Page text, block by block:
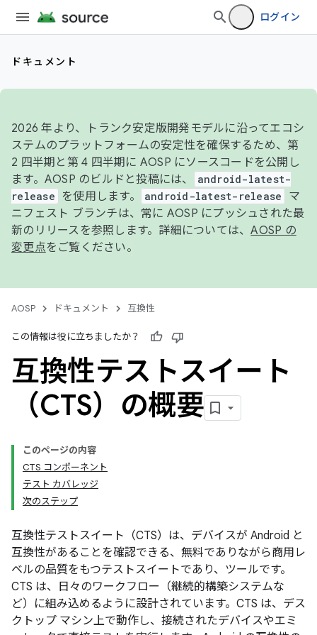
ログイン
ドキュメント
2026 年より、トランク安定版開発モデルに沿ってエコシ
ステムのプラットフォームの安定性を確保するため、第
2 四半期と第 4 四半期に AOSP にソースコードを公開し
ます。AOSP のビルドと投稿には、
android-latest-
release
を使用します。 android-latest-release
マ
ニフェスト ブランチは、常に AOSP にプッシュされた最
新のリリースを参照します。詳細については、AOSP の
変更点をご覧ください。
AOSP ドキュメント 互換性
この情報は役に立ちましたか？
互換性テストスイート
（CTS）の概要
このページの内容
CTS コンポーネント
テスト カバレッジ
次のステップ
互換性テストスイート（CTS）は、デバイスが Android と
互換性があることを確認できる、無料でありながら商用レ
ベルの品質をもつテストスイートであり、ツールです。
CTS は、日々のワークフロー（継続的構築システムな
ど）に組み込めるように設計されています。CTS は、デス
クトップ マシン上で動作し、接続されたデバイスやエミ